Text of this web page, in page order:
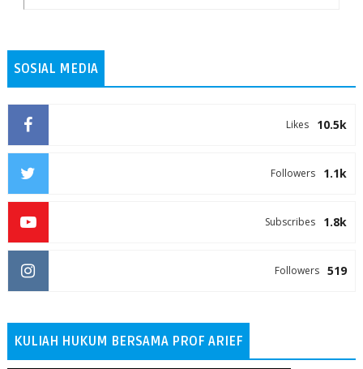
SOSIAL MEDIA
10.5k
Likes
1.1k
Followers
1.8k
Subscribes
519
Followers
KULIAH HUKUM BERSAMA PROF ARIEF